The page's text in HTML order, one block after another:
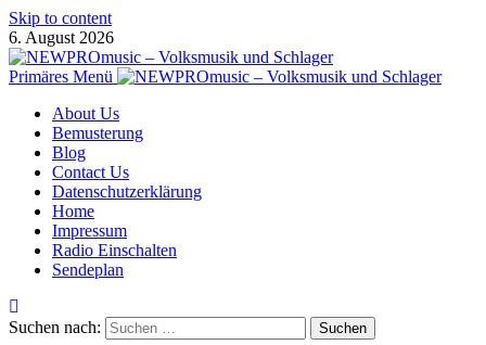
Skip to content
6. August 2026
Primäres Menü
About Us
Bemusterung
Blog
Contact Us
Datenschutzerklärung
Home
Impressum
Radio Einschalten
Sendeplan
Suchen nach: